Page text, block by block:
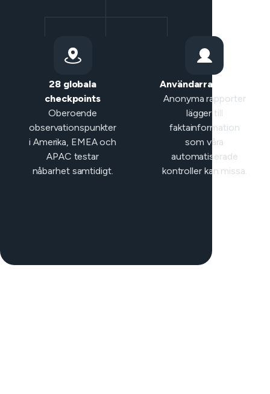
28 globala
checkpoints
Oberoende
observationspunkter
i Amerika, EMEA och
APAC testar
nåbarhet samtidigt.
Användarrapporter
Anonyma rapporter
lägger till
faktainformation
som våra
automatiserade
kontroller kan missa.